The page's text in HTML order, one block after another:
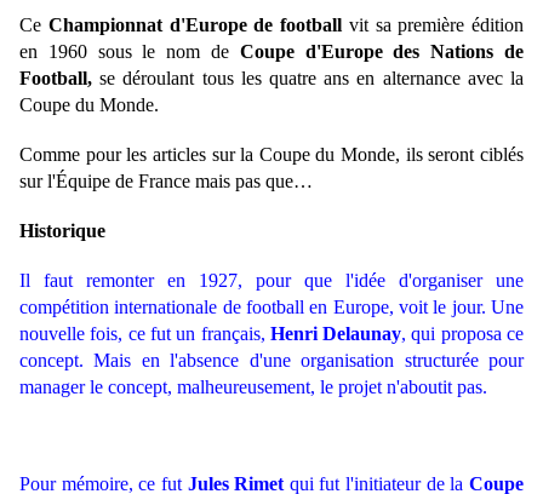
Ce Championnat d'Europe de football vit sa première édition
en 1960 sous le nom de Coupe d'Europe des Nations de
Football,se déroulant tous les quatre ans en alternance avec la
Coupe du Monde.
Comme pour les articles sur la Coupe du Monde, ils seront ciblés
sur l'Équipe de France mais pas que…
Historique
Il faut remonter en 1927, pour que l'idée d'organiser une
compétition internationale de football en Europe, voit le jour. Une
nouvelle fois, ce fut un français, Henri Delaunay, qui proposa ce
concept. Mais en l'absence d'une organisation structurée pour
manager le concept, malheureusement, le projet n'aboutit pas.
Pour mémoire, ce fut Jules Rimet qui fut l'initiateur de laCoupe